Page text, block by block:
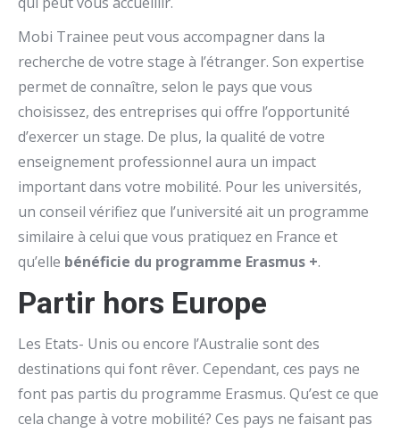
Mobi Trainee peut vous accompagner dans la
recherche de votre stage à l’étranger. Son expertise
permet de connaître, selon le pays que vous
choisissez, des entreprises qui offre l’opportunité
d’exercer un stage. De plus, la qualité de votre
enseignement professionnel aura un impact
important dans votre mobilité. Pour les universités,
un conseil vérifiez que l’université ait un programme
similaire à celui que vous pratiquez en France et
qu’elle bénéficie du programme Erasmus +.
Partir hors Europe
Les Etats- Unis ou encore l’Australie sont des
destinations qui font rêver. Cependant, ces pays ne
font pas partis du programme Erasmus. Qu’est ce que
cela change à votre mobilité? Ces pays ne faisant pas